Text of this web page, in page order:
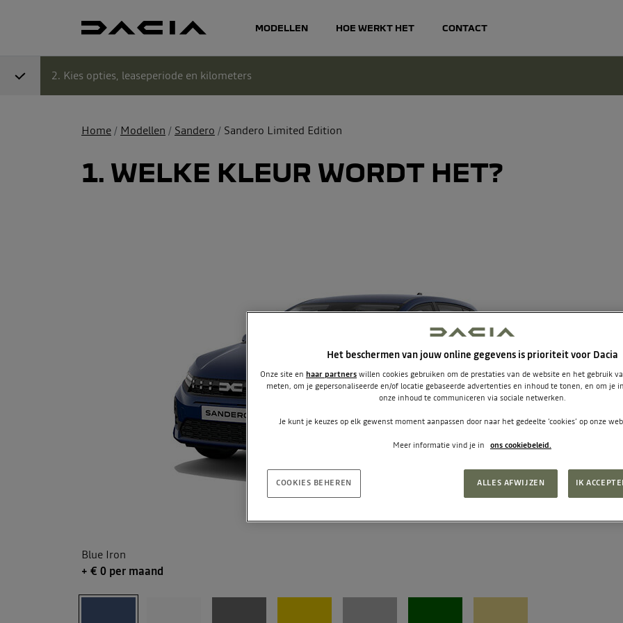
MODELLEN HOE WERKT HET CONTACT
Stap 1: Kies uitvoering
2 Kies opties, leaseperiode en kilometers
Home Modellen Sandero Sandero Limited Edition
1 WELKE KLEUR WORDT HET?
Blue Iron
+ € 0 per maand
Het beschermen van jouw online gegevens is prioriteit voor Dacia
Onze site en haar partners willen cookies gebruiken om de prestaties van de website en het gebruik
meten, om je gepersonaliseerde en/of locatie gebaseerde advertenties en inhoud te tonen, en om je
onze inhoud te communiceren via sociale netwerken.
Je kunt je keuzes op elk gewenst moment aanpassen door naar het gedeelte ‘cookies’ op onze
Meer informatie vind je in ons cookiebeleid.
COOKIES BEHEREN ALLES AFWIJZEN IK